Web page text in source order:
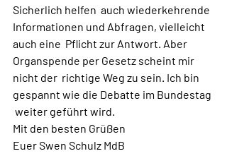
Sicherlich helfen  auch wiederkehrende
Informationen und Abfragen, vielleicht
auch eine  Pflicht zur Antwort. Aber
Organspende per Gesetz scheint mir
nicht der  richtige Weg zu sein. Ich bin
gespannt wie die Debatte im Bundestag
weiter geführt wird.
Mit den besten Grüßen
Euer Swen Schulz MdB